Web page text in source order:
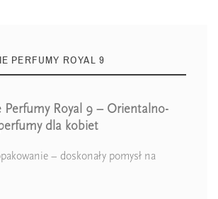
PERFUMY ROYAL 9
Perfumy Royal 9 – Orientalno-
dla kobiet
– doskonały pomysł na